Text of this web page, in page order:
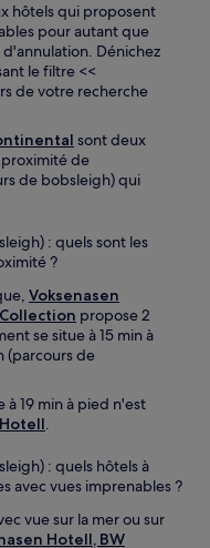
hôtels qui proposent
pour autant que
Dénichez
le filtre <<
de votre recherche
sont deux
de
de bobsleigh) qui
: quels sont les
?
Voksenasen
propose 2
se situe à 15 min à
(parcours de
19 min à pied n'est
.
: quels hôtels à
avec vues imprenables ?
vue sur la mer ou sur
Hotell, BW